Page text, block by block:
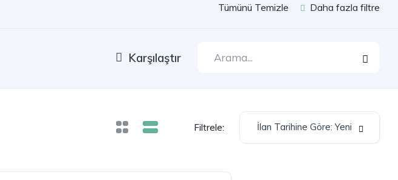
Tümünü Temizle Daha fazla filtre
Karşılaştır
Filtrele: İlan Tarihine Göre: Yeni